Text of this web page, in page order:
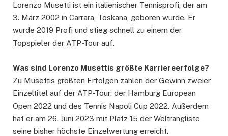
Lorenzo Musetti ist ein italienischer Tennisprofi, der am
3. März 2002 in Carrara, Toskana, geboren wurde. Er
wurde 2019 Profi und stieg schnell zu einem der
Topspieler der ATP-Tour auf.
Was sind Lorenzo Musettis größte Karriereerfolge?
Zu Musettis größten Erfolgen zählen der Gewinn zweier
Einzeltitel auf der ATP-Tour: der Hamburg European
Open 2022 und des Tennis Napoli Cup 2022. Außerdem
hat er am 26. Juni 2023 mit Platz 15 der Weltrangliste
seine bisher höchste Einzelwertung erreicht.